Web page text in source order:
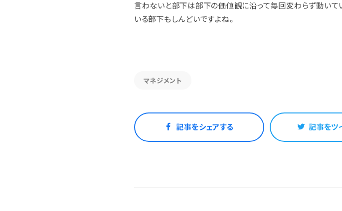
言わないと部下は部下の価値観に沿って毎回変わらず動いて
いる部下もしんどいですよね。
マネジメント
記事をシェアする 記事をツ